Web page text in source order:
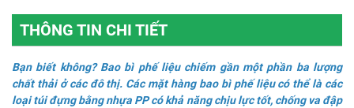
THÔNG TIN CHI TIẾT
Bạn biết không? Bao bì phế liệu chiếm gần một phần ba lượng
chất thải ở các đô thị. Các mặt hàng bao bì phế liệu có thể là các
loại túi đựng bằng nhựa PP có khả năng chịu lực tốt, chống va đập